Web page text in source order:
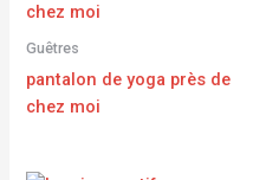
Guêtres
pantalon de yoga près de
chez moi